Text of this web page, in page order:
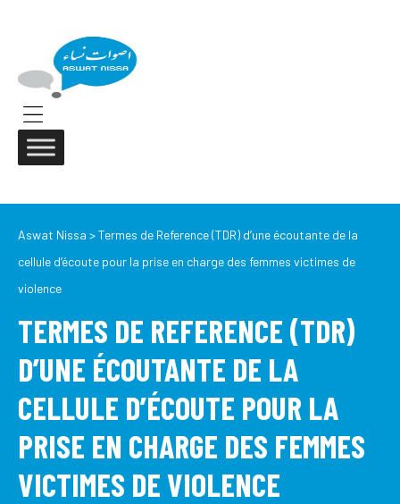
Menu
Aswat Nissa >Termes de Reference (TDR) d’une écoutante de la
cellule d’écoute pour la prise en charge des femmes victimes de
violence
TERMES DE REFERENCE (TDR)
D’UNE ÉCOUTANTE DE LA
CELLULE D’ÉCOUTE POUR LA
PRISE EN CHARGE DES FEMMES
VICTIMES DE VIOLENCE